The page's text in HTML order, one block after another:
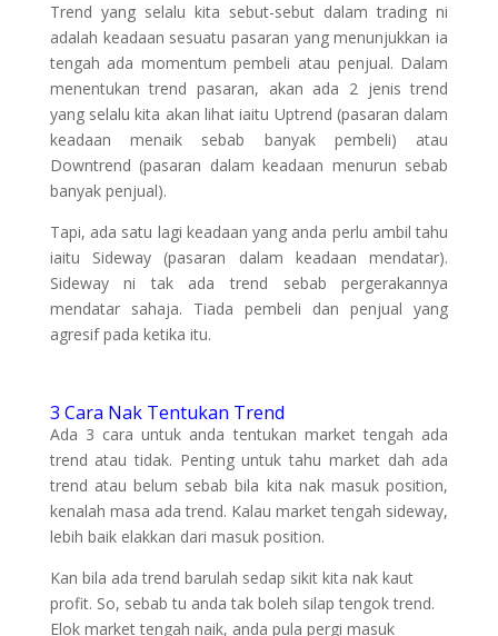
Trend yang selalu kita sebut-sebut dalam trading ni
adalah keadaan sesuatu pasaran yang menunjukkan ia
tengah ada momentum pembeli atau penjual. Dalam
menentukan trend pasaran, akan ada 2 jenis trend
yang selalu kita akan lihat iaitu Uptrend (pasaran dalam
keadaan menaik sebab banyak pembeli) atau
Downtrend (pasaran dalam keadaan menurun sebab
banyak penjual).
Tapi, ada satu lagi keadaan yang anda perlu ambil tahu
iaitu Sideway (pasaran dalam keadaan mendatar).
Sideway ni tak ada trend sebab pergerakannya
mendatar sahaja. Tiada pembeli dan penjual yang
agresif pada ketika itu.
3 Cara Nak Tentukan Trend
Ada 3 cara untuk anda tentukan market tengah ada
trend atau tidak. Penting untuk tahu market dah ada
trend atau belum sebab bila kita nak masuk position,
kenalah masa ada trend. Kalau market tengah sideway,
lebih baik elakkan dari masuk position.
Kan bila ada trend barulah sedap sikit kita nak kaut
profit. So, sebab tu anda tak boleh silap tengok trend.
Elok market tengah naik, anda pula pergi masuk